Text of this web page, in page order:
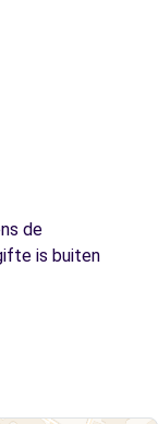
de
is buiten